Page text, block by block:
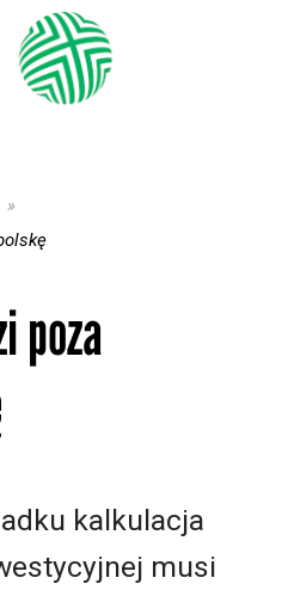
poza
kalkulacja
musi